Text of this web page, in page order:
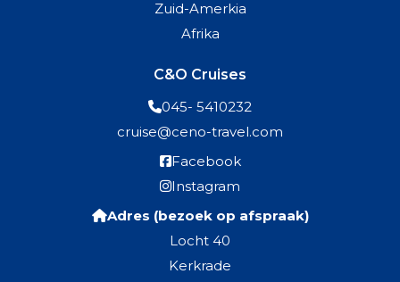
Zuid-Amerkia
Afrika
C&O Cruises
045- 5410232
cruise@ceno-travel.com
Facebook
Instagram
Adres (bezoek op afspraak)
Locht 40
Kerkrade